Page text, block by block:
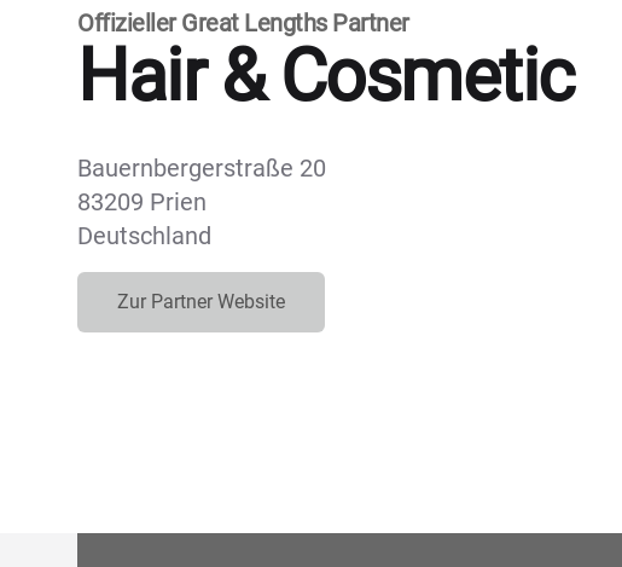
Offizieller Great Lengths Partner
Hair & Cosmetic
Bauernbergerstraße 20
83209 Prien
Deutschland
Zur Partner Website